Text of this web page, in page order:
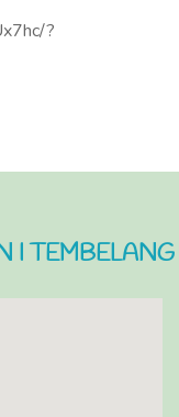
?
I TEMBELANG